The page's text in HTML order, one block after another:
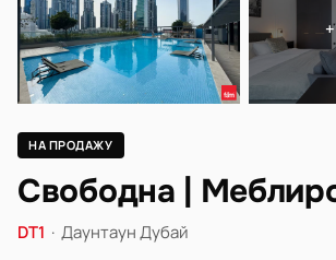
НА ПРОДАЖУ
Свободна |
DT1 · Даунтаун Дубай